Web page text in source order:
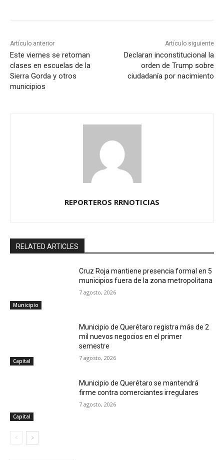
Artículo anterior
Este viernes se retoman
clases en escuelas de la
Sierra Gorda y otros
municipios
Artículo siguiente
Declaran inconstitucional la
orden de Trump sobre
ciudadanía por nacimiento
REPORTEROS RRNOTICIAS
RELATED ARTICLES
Municipio
Cruz Roja mantiene presencia formal en 5
municipios fuera de la zona metropolitana
7 agosto, 2026
Capital
Municipio de Querétaro registra más de 2
mil nuevos negocios en el primer
semestre
7 agosto, 2026
Capital
Municipio de Querétaro se mantendrá
firme contra comerciantes irregulares
7 agosto, 2026